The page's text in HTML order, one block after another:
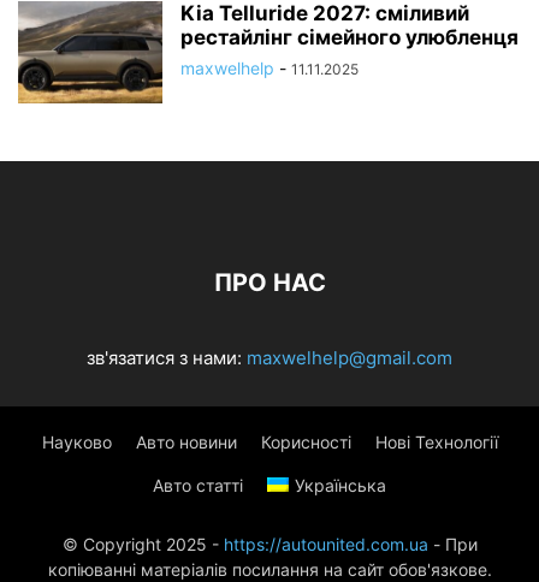
Kia Telluride 2027: сміливий
рестайлінг сімейного улюбленця
maxwelhelp - 11.11.2025
ПРО НАС
зв'язатися з нами: maxwelhelp@gmail.com
Науково Авто новини Корисності Нові Технології
Авто статті Українська
© Copyright 2025 - https://autounited.com.ua - При
копіюванні матеріалів посилання на сайт обов'язкове.